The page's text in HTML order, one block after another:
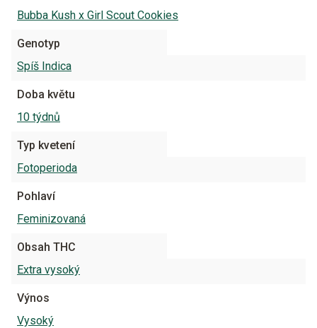
Bubba Kush x Girl Scout Cookies
Genotyp
Spíš Indica
Doba květu
10 týdnů
Typ kvetení
Fotoperioda
Pohlaví
Feminizovaná
Obsah THC
Extra vysoký
Výnos
Vysoký